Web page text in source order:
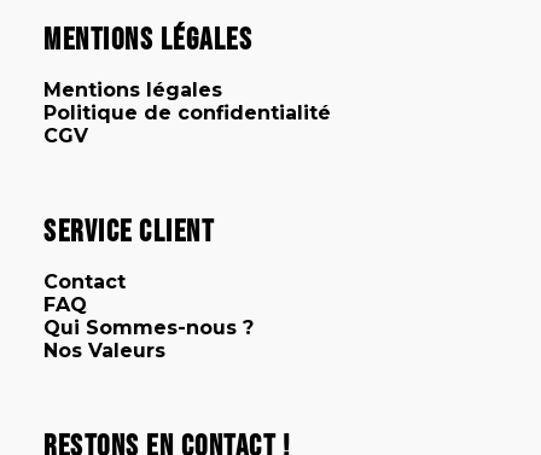
Mentions Légales
Mentions légales
Politique de confidentialité
CGV
Service client
Contact
FAQ
Qui Sommes-nous ?
Nos Valeurs
Restons en contact !